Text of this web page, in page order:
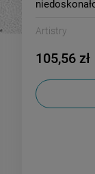
Artistry
105,56 zł